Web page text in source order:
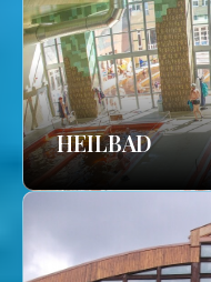
HEILBAD